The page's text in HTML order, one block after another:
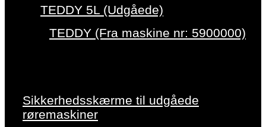
TEDDY 5L (Udgåede)
TEDDY (Fra maskine nr: 5900000)
Sikkerhedsskærme til udgåede
røremaskiner